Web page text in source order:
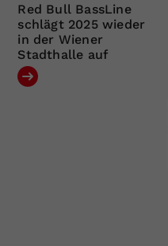
Red Bull BassLine
schlägt 2025 wieder
in der Wiener
Stadthalle auf